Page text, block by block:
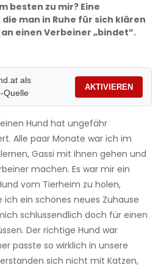
besten zu mir? Eine
man in Ruhe für sich klären
einen Verbeiner „bindet”.
als
Quelle
AKTIVIEREN
Hund hat ungefähr
Alle paar Monate war ich im
Gassi mit ihnen gehen und
machen. Es war mir ein
vom Tierheim zu holen,
ein schönes neues Zuhause
schlussendlich doch für einen
Der richtige Hund war
passte so wirklich in unsere
sich nicht mit Katzen,